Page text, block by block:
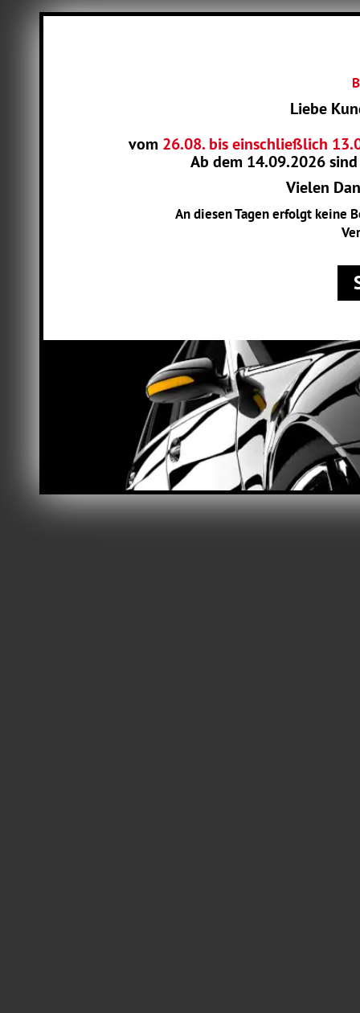
Liebe
vom 26.08. bis einschließlich
Ab dem 14.09.2026
Vielen
An diesen Tagen erfolgt keine